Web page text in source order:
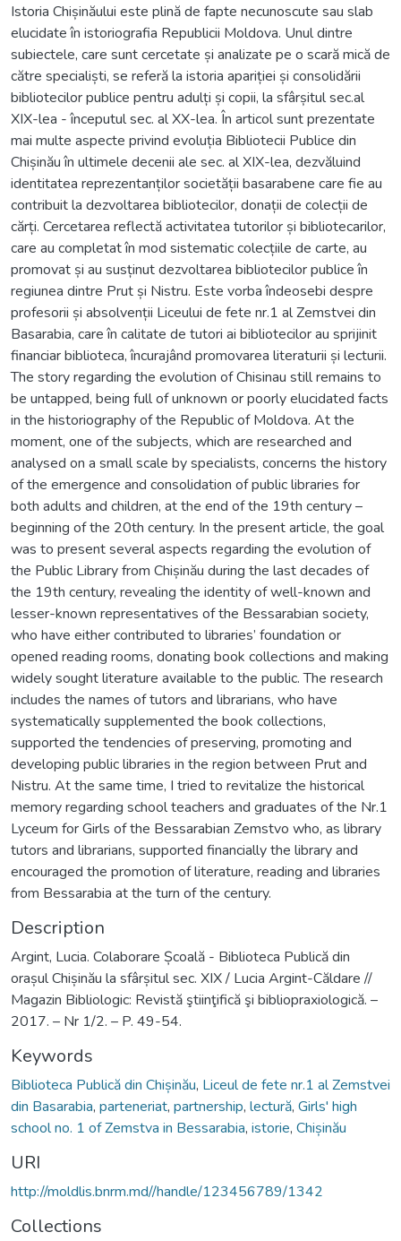
Istoria Chișinăului este plină de fapte necunoscute sau slab
elucidate în istoriografia Republicii Moldova. Unul dintre
subiectele, care sunt cercetate și analizate pe o scară mică de
către specialiști, se referă la istoria apariției și consolidării
bibliotecilor publice pentru adulți și copii, la sfârșitul sec.al
XIX-lea - începutul sec. al XX-lea. În articol sunt prezentate
mai multe aspecte privind evoluția Bibliotecii Publice din
Chișinău în ultimele decenii ale sec. al XIX-lea, dezvăluind
identitatea reprezentanților societății basarabene care fie au
contribuit la dezvoltarea bibliotecilor, donații de colecții de
cărți. Cercetarea reflectă activitatea tutorilor și bibliotecarilor,
care au completat în mod sistematic colecțiile de carte, au
promovat și au susținut dezvoltarea bibliotecilor publice în
regiunea dintre Prut și Nistru. Este vorba îndeosebi despre
profesorii și absolvenții Liceului de fete nr.1 al Zemstvei din
Basarabia, care în calitate de tutori ai bibliotecilor au sprijinit
financiar biblioteca, încurajând promovarea literaturii și lecturii.
The story regarding the evolution of Chisinau still remains to
be untapped, being full of unknown or poorly elucidated facts
in the historiography of the Republic of Moldova. At the
moment, one of the subjects, which are researched and
analysed on a small scale by specialists, concerns the history
of the emergence and consolidation of public libraries for
both adults and children, at the end of the 19th century –
beginning of the 20th century. In the present article, the goal
was to present several aspects regarding the evolution of
the Public Library from Chișinău during the last decades of
the 19th century, revealing the identity of well-known and
lesser-known representatives of the Bessarabian society,
who have either contributed to libraries’ foundation or
opened reading rooms, donating book collections and making
widely sought literature available to the public. The research
includes the names of tutors and librarians, who have
systematically supplemented the book collections,
supported the tendencies of preserving, promoting and
developing public libraries in the region between Prut and
Nistru. At the same time, I tried to revitalize the historical
memory regarding school teachers and graduates of the Nr.1
Lyceum for Girls of the Bessarabian Zemstvo who, as library
tutors and librarians, supported financially the library and
encouraged the promotion of literature, reading and libraries
from Bessarabia at the turn of the century.
Description
Argint, Lucia. Colaborare Școală - Biblioteca Publică din
orașul Chișinău la sfârșitul sec. XIX / Lucia Argint-Căldare //
Magazin Bibliologic: Revistă ştiinţifică şi bibliopraxiologică. –
2017. – Nr 1/2. – P. 49-54.
Keywords
Biblioteca Publică din Chișinău, Liceul de fete nr.1 al Zemstvei
din Basarabia, parteneriat, partnership, lectură, Girls' high
school no. 1 of Zemstva in Bessarabia, istorie, Chișinău
URI
http://moldlis.bnrm.md//handle/123456789/1342
Collections